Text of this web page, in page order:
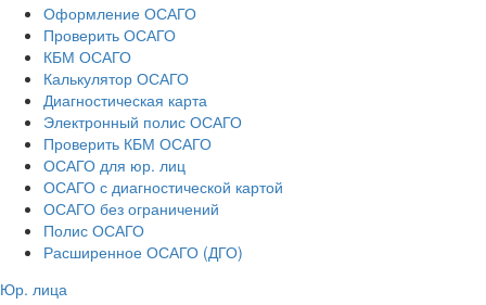
Оформление ОСАГО
Проверить ОСАГО
КБМ ОСАГО
Калькулятор ОСАГО
Диагностическая карта
Электронный полис ОСАГО
Проверить КБМ ОСАГО
ОСАГО для юр. лиц
ОСАГО с диагностической картой
ОСАГО без ограничений
Полис ОСАГО
Расширенное ОСАГО (ДГО)
Юр. лица